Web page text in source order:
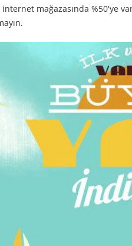
internet mağazasında %50'ye